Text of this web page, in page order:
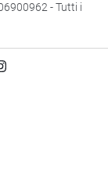
- Tutti i